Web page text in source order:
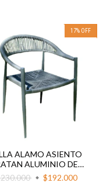
17% OFF
ALAMO ASIENTO
ALUMINIO DE
EXTERIOR$192.000